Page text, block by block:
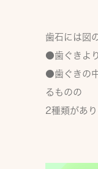
歯石には図
●歯ぐきよ
●歯ぐきの
るものの
2種類があり